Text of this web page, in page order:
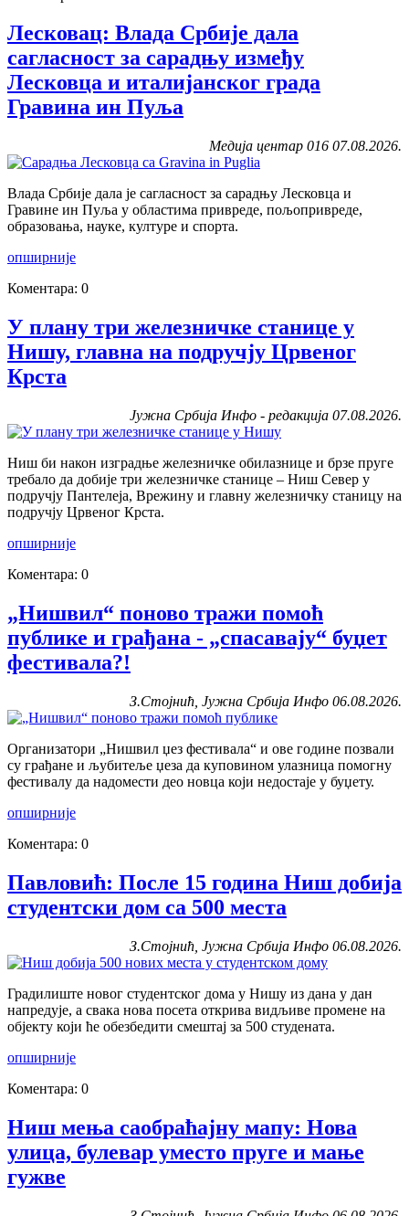
Лесковац: Влада Србије дала
сагласност за сарадњу између
Лесковца и италијанског града
Гравина ин Пуља
Медија центар 016 07.08.2026.
Влада Србије дала је сагласност за сарадњу Лесковца и
Гравине ин Пуља у областима привреде, пољопривреде,
образовања, науке, културе и спорта.
опширније
Коментара: 0
У плану три железничке станице у
Нишу, главна на подручју Црвеног
Крста
Јужна Србија Инфо - редакција 07.08.2026.
Ниш би након изградње железничке обилазнице и брзе пруге
требало да добије три железничке станице – Ниш Север у
подручју Пантелеја, Врежину и главну железничку станицу на
подручју Црвеног Крста.
опширније
Коментара: 0
„Нишвил“ поново тражи помоћ
публике и грађана - „спасавају“ буџет
фестивала?!
З.Стојнић, Јужна Србија Инфо 06.08.2026.
Организатори „Нишвил џез фестивала“ и ове године позвали
су грађане и љубитеље џеза да куповином улазница помогну
фестивалу да надомести део новца који недостаје у буџету.
опширније
Коментара: 0
Павловић: После 15 година Ниш добија
студентски дом са 500 места
З.Стојнић, Јужна Србија Инфо 06.08.2026.
Градилиште новог студентског дома у Нишу из дана у дан
напредује, а свака нова посета открива видљиве промене на
објекту који ће обезбедити смештај за 500 студената.
опширније
Коментара: 0
Ниш мења саобраћајну мапу: Нова
улица, булевар уместо пруге и мање
гужве